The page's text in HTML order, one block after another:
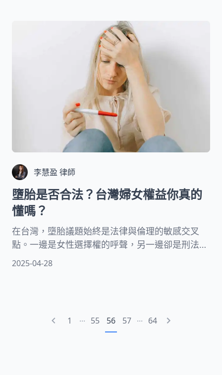
李慧盈 律師
墮胎是否合法？台灣婦女權益你真的
懂嗎？
在台灣，墮胎議題始終是法律與倫理的敏感交叉
點。一邊是女性選擇權的呼聲，另一邊卻是刑法紅
線的壓力。你知道嗎？在多數情況下，墮胎行為可
態又帶來什麼變化？本文將全面解密，帶你看懂台
2025-04-28
1 ... 55 56 57 ... 64